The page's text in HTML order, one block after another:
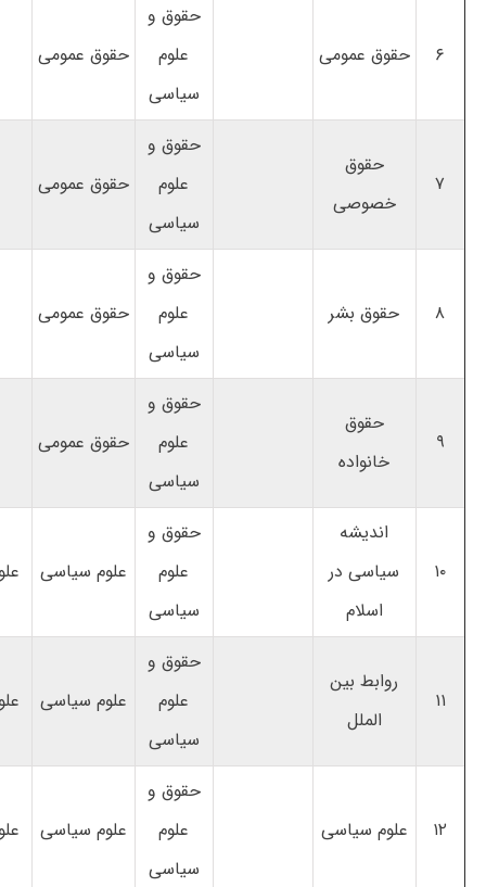
۶ حقوق عمومی
حقوق و
علوم
سیاسی
حقوق عمومی
۷
حقوق
خصوصی
حقوق و
علوم
سیاسی
حقوق عمومی
۸ حقوق بشر
حقوق و
علوم
سیاسی
حقوق عمومی
۹
حقوق
خانواده
حقوق و
علوم
سیاسی
حقوق عمومی
۱۰
اندیشه
سیاسی در
اسلام
حقوق و
علوم
سیاسی
علوم سیاسی
۱۱
روابط بین
الملل
حقوق و
علوم
سیاسی
علوم سیاسی
۱۲ علوم سیاسی
حقوق و
علوم
سیاسی
علوم سیاسی